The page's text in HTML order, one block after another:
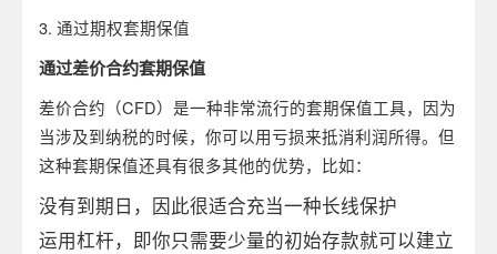
3. 通过期权套期保值
通过差价合约套期保值
差价合约（CFD）是一种非常流行的套期保值工具，因为
当涉及到纳税的时候，你可以用亏损来抵消利润所得。但
这种套期保值还具有很多其他的优势，比如：
没有到期日，因此很适合充当一种长线保护
运用杠杆，即你只需要少量的初始存款就可以建立